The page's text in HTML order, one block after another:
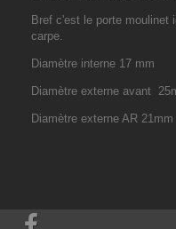
Bref c'est le porte moulinet
carpe.
Diamètre interne 17 mm
Diamètre externe avant
Diamètre externe AR 21mm